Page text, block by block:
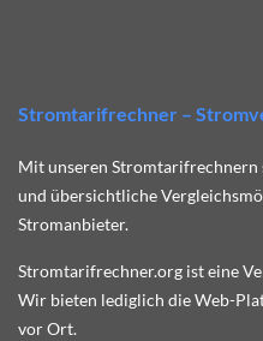
Stromtarifrechner –
Mit unseren Stromtarifrechnern
und übersichtliche
Stromanbieter.
Stromtarifrechner.org ist eine
Wir bieten lediglich die Web-
vor Ort.